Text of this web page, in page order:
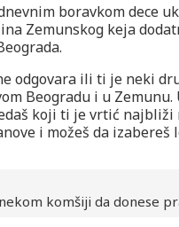
boravkom dece
Zemunskog keja
odgovara ili ti je neki
Beogradu i u
koji ti je vrtić
i možeš da
komšiji da donese